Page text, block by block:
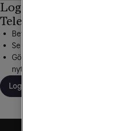
Logga in på Mitt
Tele2
Betala dina fakturor
Se din surfförbrukning
Gör inställningar, beställ
nytt SIM och mer
Logga in